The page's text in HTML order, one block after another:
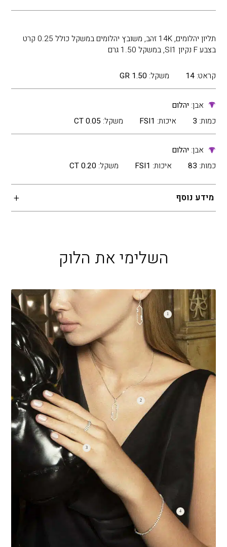
תליון יהלומים, 14K זהב, משובץ יהלומים במשקל כולל 0.25 קרט
בצבע F נקיון SI1, במשקל 1.50 גרם
קראט: 14 משקל: 1.50 GR
אבן:יהלום
כמות: 3 איכות: FSI1 משקל: 0.05 CT
אבן:יהלום
כמות: 83 איכות: FSI1 משקל:0.20 CT
מידע נוסף
השלימי את הלוק